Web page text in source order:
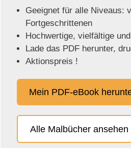
Geeignet für alle Niveaus:
Fortgeschrittenen
Hochwertige, vielfältige
Lade das PDF herunter,
Aktionspreis !
Mein PDF-eBook
Alle Malbücher ansehen